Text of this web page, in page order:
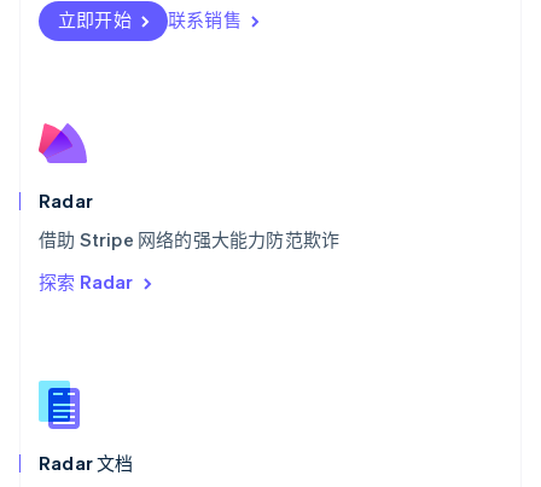
立即开始 联系销售
Radar
借助 Stripe 网络的强大能力防范欺诈
探索 Radar
Radar 文档
Deutsch FrançaisItaliano English
塞浦路斯
斯洛文尼亚
English
ไทย
希腊
English
西班牙
新西兰
English
匈牙利
English